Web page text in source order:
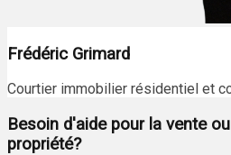
Frédéric Grimard
Courtier immobilier résidentiel et
Besoin d'aide pour la vente
propriété?